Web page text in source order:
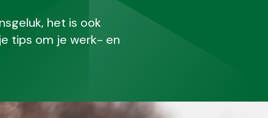
het is ook
tips om je werk- en